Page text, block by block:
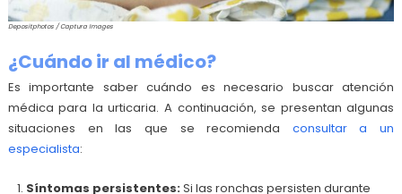
Depositphotos / Captura Images
¿Cuándo ir al médico?
Es importante saber cuándo es necesario buscar atención
médica para la urticaria. A continuación, se presentan algunas
situaciones en las que se recomienda consultar a un
especialista:
Síntomas persistentes:Si las ronchas persisten durante